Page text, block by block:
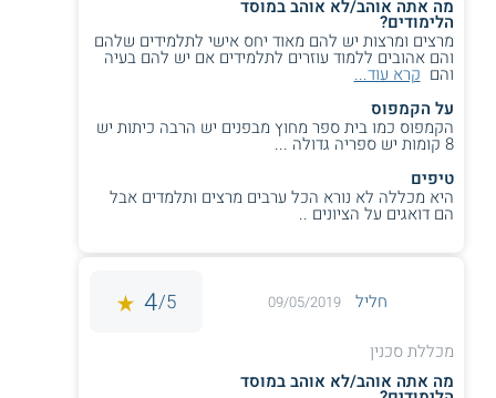
הוראה
מה אתה אוהב/לא אוהב במוסד
הלימודים?
מרצים ומרצות יש להם מאוד יחס אישי לתלמידים שלהם
והם אהובים ללמוד עוזרים לתלמידים אם יש להם בעיה
והם קרא עוד...
על הקמפוס
הקמפוס כמו בית ספר מחוץ מבפנים יש הרבה כיתות יש
8 קומות יש ספריה גדולה ...
טיפים
היא מכללה לא נורא הכל ערבים מרצים ותלמדים אבל
הם דואגים על הציונים ..
חליל 09/05/2019
5/
4
מכללת סכנין
מה אתה אוהב/לא אוהב במוסד